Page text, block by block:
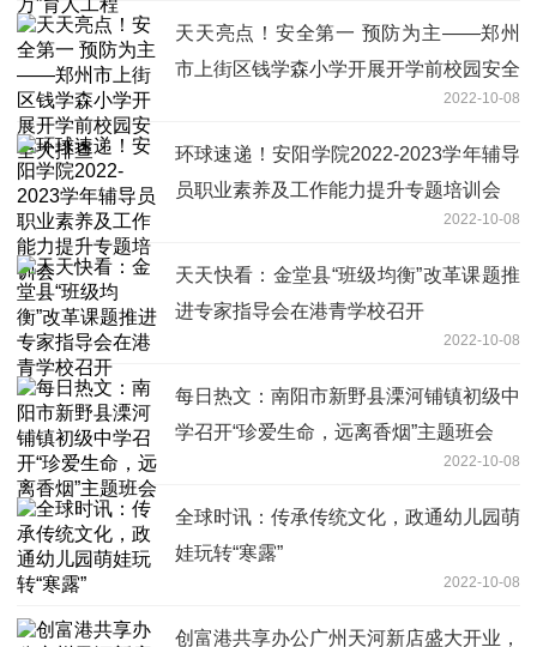
天天亮点！安全第一 预防为主——郑州
市上街区钱学森小学开展开学前校园安全
2022-10-08
环球速递！安阳学院2022-2023学年辅导
员职业素养及工作能力提升专题培训会
2022-10-08
天天快看：金堂县“班级均衡”改革课题推
进专家指导会在港青学校召开
2022-10-08
每日热文：南阳市新野县溧河铺镇初级中
学召开“珍爱生命，远离香烟”主题班会
2022-10-08
全球时讯：传承传统文化，政通幼儿园萌
娃玩转“寒露”
2022-10-08
创富港共享办公广州天河新店盛大开业，